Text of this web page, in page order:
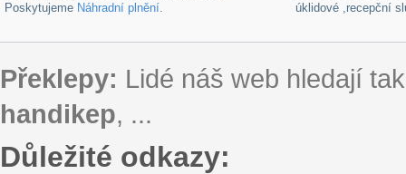
Poskytujeme Náhradní plnění.
úklidové ,recepční
Překlepy: Lidé náš web hledají
handikep, ...
Důležité odkazy: